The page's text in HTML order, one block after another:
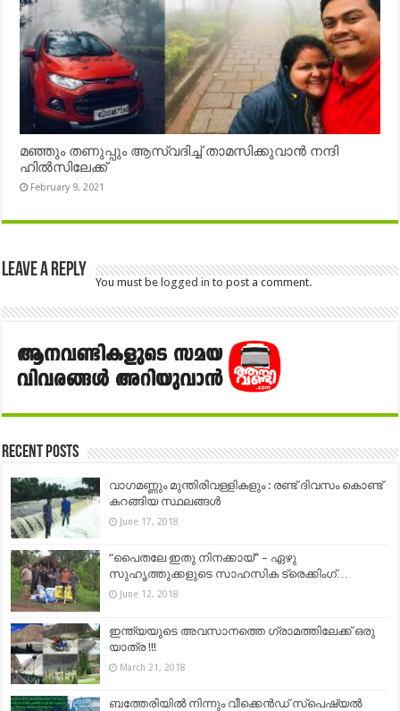
മഞ്ഞും തണുപ്പും ആസ്വദിച്ച് താമസിക്കുവാൻ നന്ദി
ഹിൽസിലേക്ക്
February 9, 2021
Leave a Reply
You must be logged in to post a comment.
Recent Posts
വാഗമണ്ണും മുന്തിരിവള്ളികളും : രണ്ട് ദിവസം കൊണ്ട്
കറങ്ങിയ സ്ഥലങ്ങൾ
June 17, 2018
“പൈതലേ ഇതു നിനക്കായ്” – ഏഴു
സുഹൃത്തുക്കളുടെ സാഹസിക ട്രെക്കിംഗ്…
June 12, 2018
ഇന്ത്യയുടെ അവസാനത്തെ ഗ്രാമത്തിലേക്ക് ഒരു
യാത്ര !!!
March 21, 2018
ബത്തേരിയില്‍ നിന്നും വീക്കെന്‍ഡ് സ്പെഷ്യല്‍